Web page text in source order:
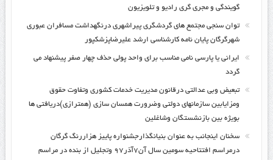
گویندگی و مجری گری رادیو و تلویزیون
توان سنجی مجتمع های گردشگری پیراشهری درنگهداشت مسافران عبوری
شهرگرگان پایان نامه کارشناسی ارشد علیرضاپزشکپور
ایرانی یا پارسی نامی مناسب برای واحد پولی حذف چهار صفر پیشنهاد می
گردد
تبعیض وبی عدالتی درقانون مدیریت خدمات کشوری وتفاوت حقوق
ومزایابین سازمانهای دولتی وضرورت همسان سازی (همترازی)دریافتی ها
بویژه بین بازنشستگان وشاغلین
سخنان اینجانب به عنوان بنیانگذارجشنواره پاییز هزاررنگ گرگان
درمراسم افتتاحیه سومین سال آن۷آذر۹۷ وتجلیل از بنده در مراسم